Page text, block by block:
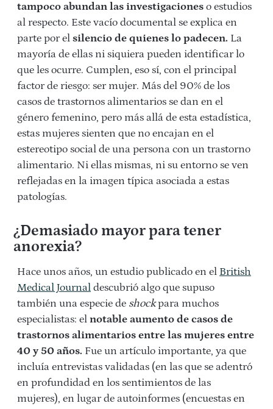
tampoco abundan las investigaciones o estudios
al respecto. Este vacío documental se explica en
parte por el silencio de quienes lo padecen. La
mayoría de ellas ni siquiera pueden identificar lo
que les ocurre. Cumplen, eso sí, con el principal
factor de riesgo: ser mujer. Más del 90% de los
casos de trastornos alimentarios se dan en el
género femenino, pero más allá de esta estadística,
estas mujeres sienten que no encajan en el
estereotipo social de una persona con un trastorno
alimentario. Ni ellas mismas, ni su entorno se ven
reflejadas en la imagen típica asociada a estas
patologías.
¿Demasiado mayor para tener
anorexia?
Hace unos años, un estudio publicado en el British
Medical Journal descubrió algo que supuso
también una especie de shockpara muchos
especialistas: el notable aumento de casos de
trastornos alimentarios entre las mujeres entre
40 y 50 años. Fue un artículo importante, ya que
incluía entrevistas validadas (en las que se adentró
en profundidad en los sentimientos de las
mujeres), en lugar de autoinformes (encuestas en